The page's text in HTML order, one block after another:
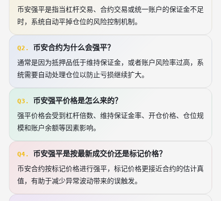
币安强平是指当杠杆交易、合约交易或统一账户的保证金不足
时，系统自动平掉仓位的风险控制机制。
Q2. 币安合约为什么会强平？
通常是因为抵押品低于维持保证金，或者账户风险率过高，系
统需要自动处理仓位以防止亏损继续扩大。
Q3. 币安强平价格是怎么来的？
强平价格会受到杠杆倍数、维持保证金率、开仓价格、仓位规
模和账户余额等因素影响。
Q4. 币安强平是按最新成交价还是标记价格？
币安合约按标记价格进行强平，标记价格更接近合约的估计真
值，有助于减少异常波动带来的误触发。